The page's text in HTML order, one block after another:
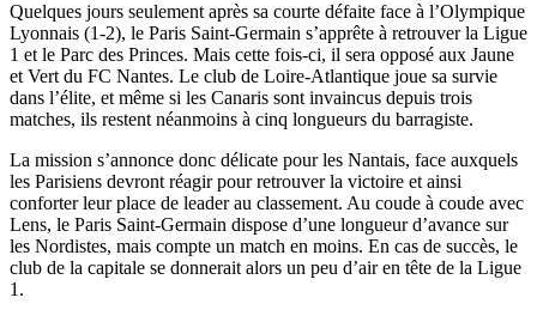
Quelques jours seulement après sa courte défaite face à l’Olympique
Lyonnais (1-2), le Paris Saint-Germain s’apprête à retrouver la Ligue
1 et le Parc des Princes. Mais cette fois-ci, il sera opposé aux Jaune
et Vert du FC Nantes. Le club de Loire-Atlantique joue sa survie
dans l’élite, et même si les Canaris sont invaincus depuis trois
matches, ils restent néanmoins à cinq longueurs du barragiste.
La mission s’annonce donc délicate pour les Nantais, face auxquels
les Parisiens devront réagir pour retrouver la victoire et ainsi
conforter leur place de leader au classement. Au coude à coude avec
Lens, le Paris Saint-Germain dispose d’une longueur d’avance sur
les Nordistes, mais compte un match en moins. En cas de succès, le
club de la capitale se donnerait alors un peu d’air en tête de la Ligue
1.